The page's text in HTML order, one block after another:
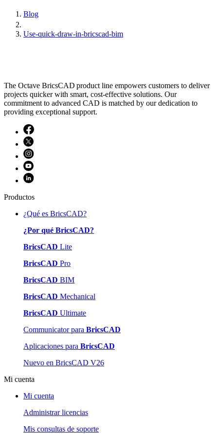
Blog
Use-quick-draw-in-bricscad-bim
The Octave BricsCAD product line empowers customers to deliver
projects quicker with smart, cost-effective solutions. Our
commitment to advanced CAD is matched by our dedication to
providing exceptional support.
Productos
¿Qué es BricsCAD?
¿Por qué BricsCAD?
BricsCAD Lite
BricsCAD Pro
BricsCAD BIM
BricsCAD Mechanical
BricsCAD Ultimate
Communicator para BricsCAD
Aplicaciones para BricsCAD
Nuevo en BricsCAD V26
Mi cuenta
Mi cuenta
Administrar licencias
Mis consultas de soporte